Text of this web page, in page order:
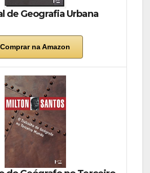
de Geografia Urbana
Comprar na Amazon